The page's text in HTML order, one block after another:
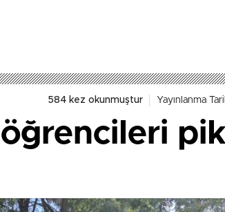
584 kez okunmuştur Yayınlanma
öğrencileri